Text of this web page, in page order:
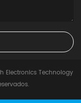
Electronics Technology